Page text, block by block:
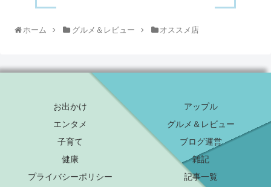
ホーム グルメ＆レビュー オススメ店
お出かけ
アップル
エンタメ
グルメ＆レビュー
子育て
ブログ運営
健康
雑記
プライバシーポリシー
記事一覧